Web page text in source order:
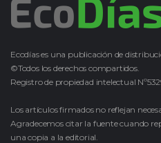
Ecodías es una publicación de
©Todos los derechos compartidos.
Registro de propiedad intelectual
Los artículos firmados no reflejan
Agradecemos citar la fuente cuando
una copia a la editorial.